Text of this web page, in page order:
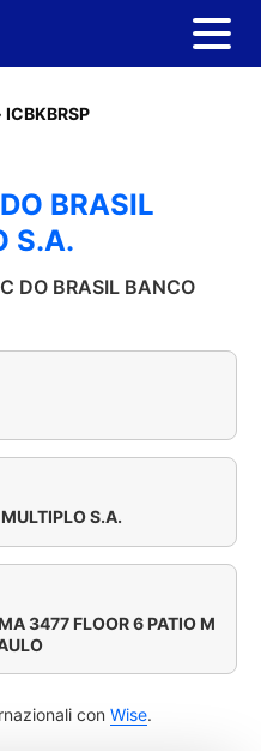
ICBKBRSP
BRASIL
S.A.
DO BRASIL BANCO
S.A.
3477 FLOOR 6 PATIO M
con Wise.